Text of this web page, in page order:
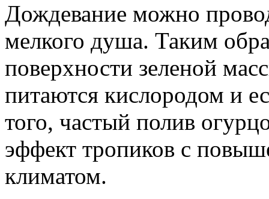
Дождевание можно
мелкого душа. Таким
поверхности зеленой
питаются кислородом и
того, частый полив
эффект тропиков с
климатом.